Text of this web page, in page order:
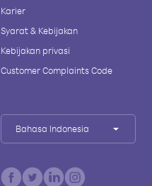
Karier
Syarat & Kebijakan
Kebijakan privasi
Customer Complaints Code
Bahasa Indonesia